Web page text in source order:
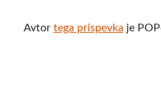
Avtor tega prispevka je